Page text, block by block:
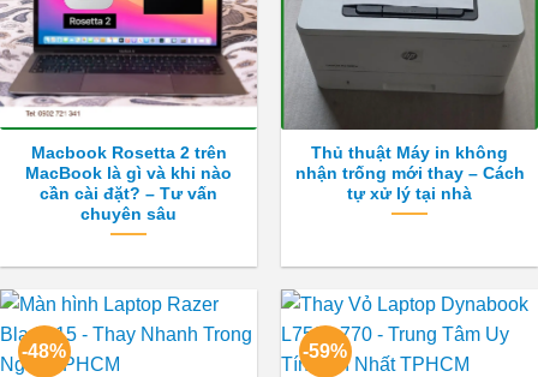
Macbook Rosetta 2 trên
MacBook là gì và khi nào
cần cài đặt? – Tư vấn
chuyên sâu
Thủ thuật Máy in không
nhận trống mới thay – Cách
tự xử lý tại nhà
-48% -59%